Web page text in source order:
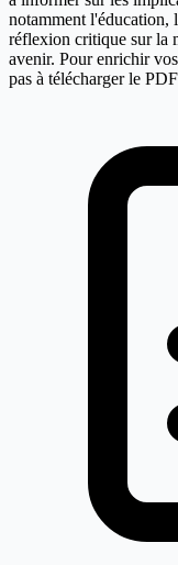
notamment l'éducation,
réflexion critique sur la
avenir. Pour enrichir
pas à télécharger le